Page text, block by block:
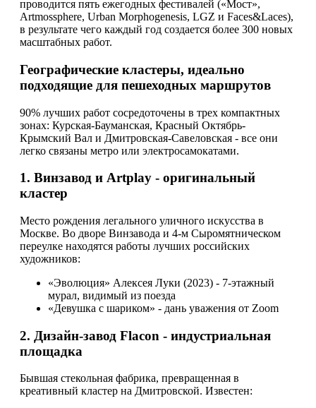
проводится пять ежегодных фестивалей («Мост»,
Artmossphere, Urban Morphogenesis, LGZ и Faces&Laces),
в результате чего каждый год создается более 300 новых
масштабных работ.
Географические кластеры, идеально
подходящие для пешеходных маршрутов
90% лучших работ сосредоточены в трех компактных
зонах: Курская-Бауманская, Красный Октябрь-
Крымский Вал и Дмитровская-Савеловская - все они
легко связаны метро или электросамокатами.
1. Винзавод и Artplay - оригинальный
кластер
Место рождения легального уличного искусства в
Москве. Во дворе Винзавода и 4-м Сыромятническом
переулке находятся работы лучших российских
художников:
«Эволюция» Алексея Луки (2023) - 7-этажный
мурал, видимый из поезда
«Девушка с шариком» - дань уважения от Zoom
2. Дизайн-завод Flacon - индустриальная
площадка
Бывшая стекольная фабрика, превращенная в
креативный кластер на Дмитровской. Известен: